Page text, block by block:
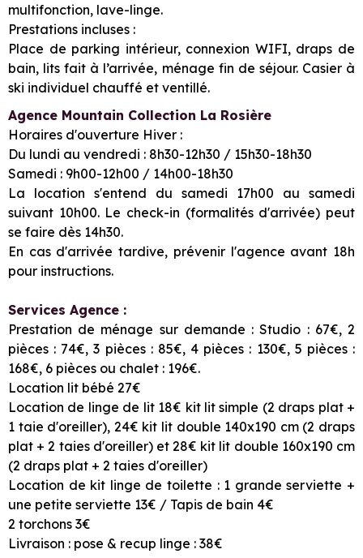
multifonction, lave-linge.
Prestations incluses :
Place de parking intérieur, connexion WIFI, draps de
bain, lits fait à l’arrivée, ménage fin de séjour. Casier à
ski individuel chauffé et ventillé.
Agence Mountain Collection La Rosière
Horaires d'ouverture Hiver :
Du lundi au vendredi : 8h30-12h30 / 15h30-18h30
Samedi : 9h00-12h00 / 14h00-18h30
La location s'entend du samedi 17h00 au samedi
suivant 10h00. Le check-in (formalités d'arrivée) peut
se faire dès 14h30.
En cas d'arrivée tardive, prévenir l'agence avant 18h
pour instructions.
Services Agence :
Prestation de ménage sur demande : Studio : 67€, 2
pièces : 74€, 3 pièces : 85€, 4 pièces : 130€, 5 pièces :
168€, 6 pièces ou chalet : 196€.
Location lit bébé 27€
Location de linge de lit 18€ kit lit simple (2 draps plat +
1 taie d'oreiller), 24€ kit lit double 140x190 cm (2 draps
plat + 2 taies d'oreiller) et 28€ kit lit double 160x190 cm
(2 draps plat + 2 taies d'oreiller)
Location de kit linge de toilette : 1 grande serviette +
une petite serviette 13€ / Tapis de bain 4€
2 torchons 3€
Livraison : pose & recup linge : 38€